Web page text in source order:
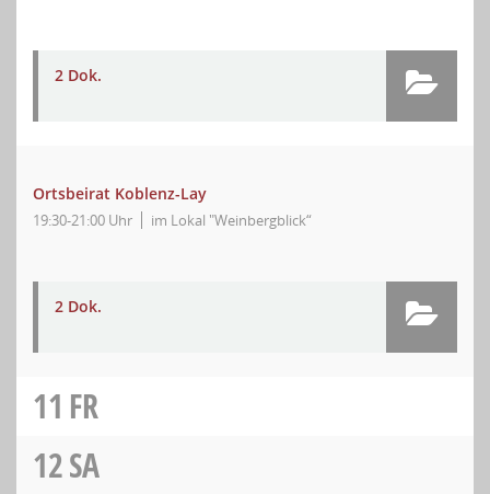
2 Dok.
Ortsbeirat Koblenz-Lay
19:30-21:00 Uhr im Lokal "Weinbergblick“
2 Dok.
11 FR
12SA